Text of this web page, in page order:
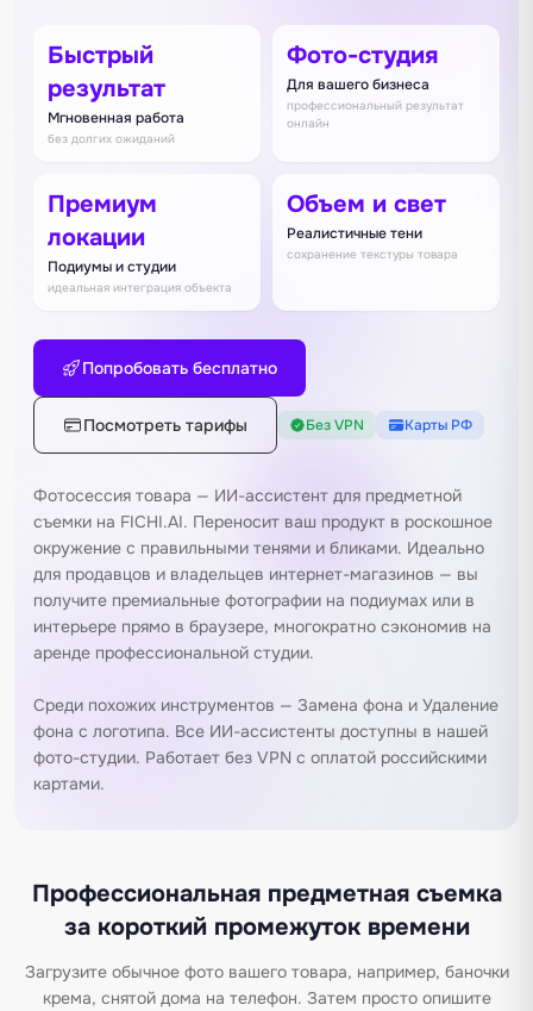
Быстрый
результат
Мгновенная работа
без долгих ожиданий
Фото-студия
Для вашего бизнеса
профессиональный результат
онлайн
Премиум
локации
Подиумы и студии
идеальная интеграция объекта
Объем и свет
Реалистичные тени
сохранение текстуры товара
Попробовать бесплатно
Посмотреть тарифы Без VPN Карты РФ
Фотосессия товара — ИИ-ассистент для предметной
съемки на FICHI.AI. Переносит ваш продукт в роскошное
окружение с правильными тенями и бликами. Идеально
для продавцов и владельцев интернет-магазинов — вы
получите премиальные фотографии на подиумах или в
интерьере прямо в браузере, многократно сэкономив на
аренде профессиональной студии.
Среди похожих инструментов — Замена фона и Удаление
фона с логотипа. Все ИИ-ассистенты доступны в нашей
фото-студии. Работает без VPN с оплатой российскими
картами.
Профессиональная предметная съемка
за короткий промежуток времени
Загрузите обычное фото вашего товара, например, баночки
крема, снятой дома на телефон. Затем просто опишите